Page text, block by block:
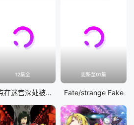
12集全
差点在迷宫深处被信任的伙伴杀掉，但靠着天赐技能「无限扭蛋」获得等级9999的伙伴，我要向前队友和世界展开复仇&amp;「给他们好看！」
更新至01集
Fate/strange Fake